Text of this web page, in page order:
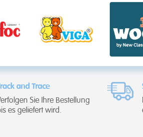
and Trace
Sie Ihre Bestellung
es geliefert wird.